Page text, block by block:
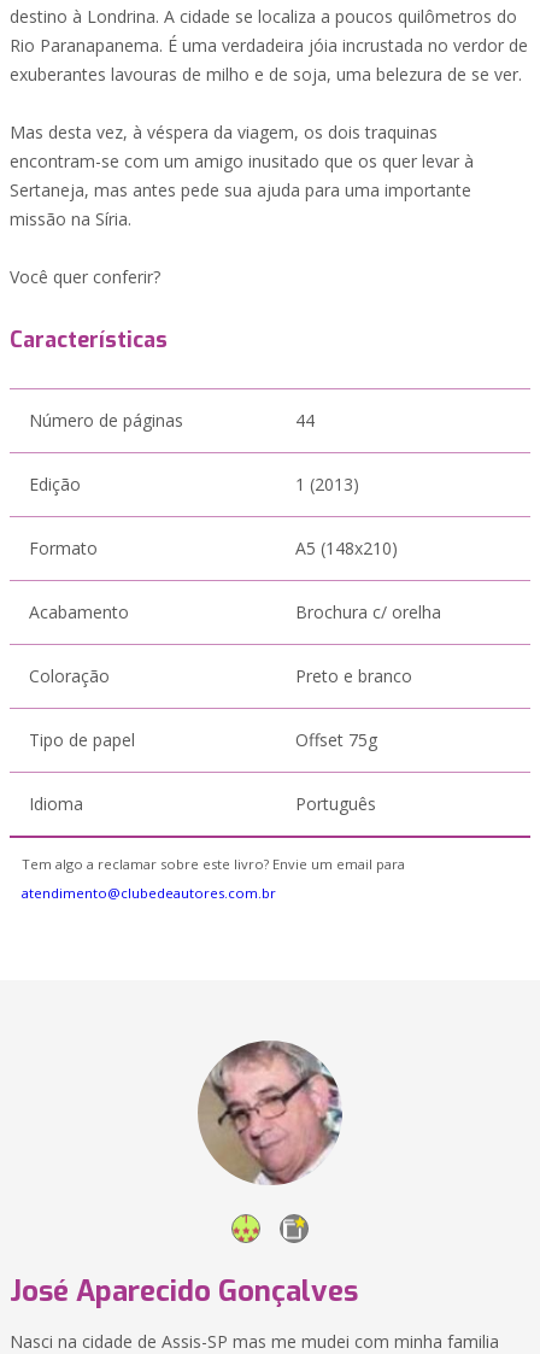
destino à Londrina. A cidade se localiza a poucos quilômetros do
Rio Paranapanema. É uma verdadeira jóia incrustada no verdor de
exuberantes lavouras de milho e de soja, uma belezura de se ver.
Mas desta vez, à véspera da viagem, os dois traquinas
encontram-se com um amigo inusitado que os quer levar à
Sertaneja, mas antes pede sua ajuda para uma importante
missão na Síria.
Você quer conferir?
Características
Número de páginas 44
Edição 1 (2013)
Formato A5 (148x210)
Acabamento Brochura c/ orelha
Coloração Preto e branco
Tipo de papel Offset 75g
Idioma Português
Tem algo a reclamar sobre este livro? Envie um email para
atendimento@clubedeautores.com.br
José Aparecido Gonçalves
Nasci na cidade de Assis-SP mas me mudei com minha familia